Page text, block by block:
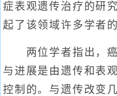
症表观遗传治疗的研
起了该领域许多学者的
两位学者指出，癌
与进展是由遗传和表
控制的。与遗传改变